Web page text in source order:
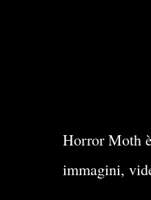
Horror Moth
immagini,